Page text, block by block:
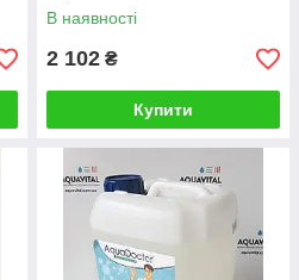
В наявності
2 102 ₴
Купити